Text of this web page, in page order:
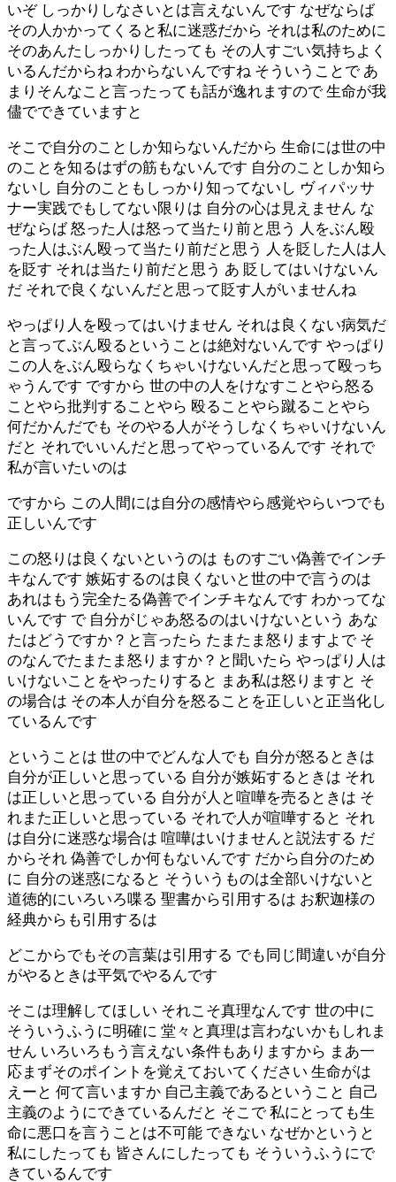
いぞ しっかりしなさいとは言えないんです なぜならば
その人かかってくると私に迷惑だから それは私のために
そのあんたしっかりしたっても その人すごい気持ちよく
いるんだからね わからないんですね そういうことで あ
まりそんなこと言ったっても話が逸れますので 生命が我
儘でできていますと
そこで自分のことしか知らないんだから 生命には世の中
のことを知るはずの筋もないんです 自分のことしか知ら
ないし 自分のこともしっかり知ってないし ヴィパッサ
ナー実践でもしてない限りは 自分の心は見えません な
ぜならば 怒った人は怒って当たり前と思う 人をぶん殴
った人はぶん殴って当たり前だと思う 人を貶した人は人
を貶す それは当たり前だと思う あ 貶してはいけないん
だ それで良くないんだと思って貶す人がいませんね
やっぱり人を殴ってはいけません それは良くない病気だ
と言ってぶん殴るということは絶対ないんです やっぱり
この人をぶん殴らなくちゃいけないんだと思って殴っち
ゃうんです ですから 世の中の人をけなすことやら怒る
ことやら批判することやら 殴ることやら蹴ることやら
何だかんだでも そのやる人がそうしなくちゃいけないん
だと それでいいんだと思ってやっているんです それで
私が言いたいのは
ですから この人間には自分の感情やら感覚やらいつでも
正しいんです
この怒りは良くないというのは ものすごい偽善でインチ
キなんです 嫉妬するのは良くないと世の中で言うのは
あれはもう完全たる偽善でインチキなんです わかってな
いんです で 自分がじゃあ怒るのはいけないという あな
たはどうですか？と言ったら たまたま怒りますよで そ
のなんでたまたま怒りますか？と聞いたら やっぱり人は
いけないことをやったりすると まあ私は怒りますと そ
の場合は その本人が自分を怒ることを正しいと正当化し
ているんです
ということは 世の中でどんな人でも 自分が怒るときは
自分が正しいと思っている 自分が嫉妬するときは それ
は正しいと思っている 自分が人と喧嘩を売るときは そ
れまた正しいと思っている それで人が喧嘩すると それ
は自分に迷惑な場合は 喧嘩はいけませんと説法する だ
からそれ 偽善でしか何もないんです だから自分のため
に 自分の迷惑になると そういうものは全部いけないと
道徳的にいろいろ喋る 聖書から引用するは お釈迦様の
経典からも引用するは
どこからでもその言葉は引用する でも同じ間違いが自分
がやるときは平気でやるんです
そこは理解してほしい それこそ真理なんです 世の中に
そういうふうに明確に 堂々と真理は言わないかもしれま
せん いろいろもう言えない条件もありますから まあ一
応まずそのポイントを覚えておいてください 生命がは
えーと 何て言いますか 自己主義であるということ 自己
主義のようにできているんだと そこで 私にとっても生
命に悪口を言うことは不可能 できない なぜかというと
私にしたっても 皆さんにしたっても そういうふうにで
きているんです